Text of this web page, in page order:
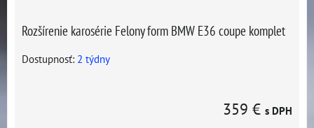
Rozšírenie karosérie Felony form BMW E36 coupe komplet
Dostupnosť: 2 týdny
359 € s DPH